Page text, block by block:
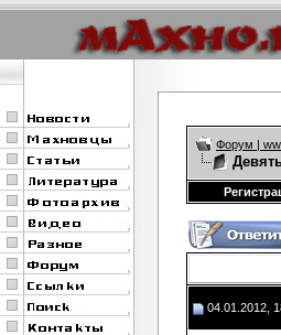
Форум |
04.01.2012,